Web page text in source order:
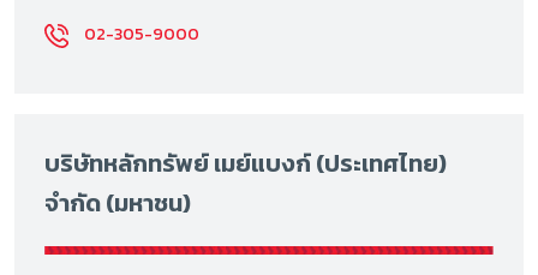
02-305-9000
บริษัทหลักทรัพย์ เมย์แบงก์ (ประเทศไทย)
จำกัด (มหาชน)